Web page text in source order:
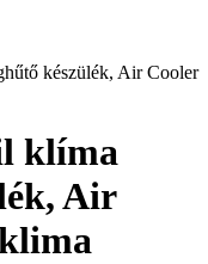
készülék, Air Cooler
klíma
Air